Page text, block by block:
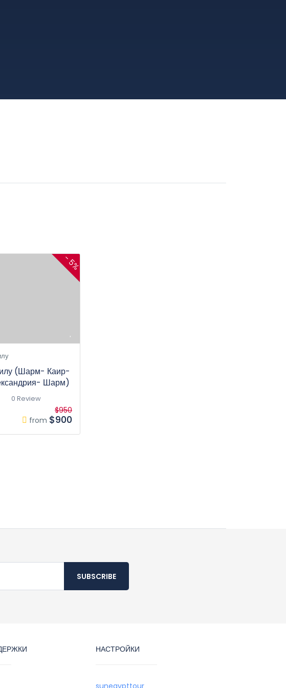
- 5%
(Шарм- Каир-
Шарм)
0 Review
from
$950
$900
SUBSCRIBE
НАСТРОЙКИ
sunegypttour